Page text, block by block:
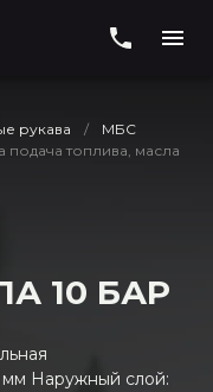
рукава
МБС
подача топлива, масла
10 БАР
мм Наружный слой: